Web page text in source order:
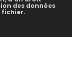
des données
fichier.